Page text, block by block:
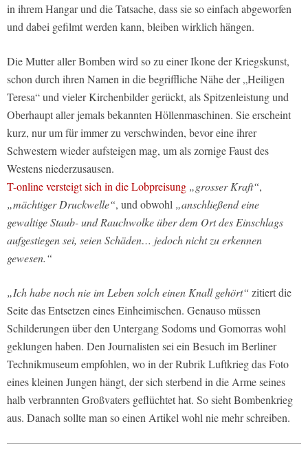
in ihrem Hangar und die Tatsache, dass sie so einfach abgeworfen
und dabei gefilmt werden kann, bleiben wirklich hängen.
Die Mutter aller Bomben wird so zu einer Ikone der Kriegskunst,
schon durch ihren Namen in die begriffliche Nähe der „Heiligen
Teresa“ und vieler Kirchenbilder gerückt, als Spitzenleistung und
Oberhaupt aller jemals bekannten Höllenmaschinen. Sie erscheint
kurz, nur um für immer zu verschwinden, bevor eine ihrer
Schwestern wieder aufsteigen mag, um als zornige Faust des
Westens niederzusausen.
T-online versteigt sich in die Lobpreisung „grosser Kraft“,
„mächtiger Druckwelle“, und obwohl „anschließend eine
gewaltige Staub- und Rauchwolke über dem Ort des Einschlags
aufgestiegen sei, seien Schäden… jedoch nicht zu erkennen
gewesen.“
„Ich habe noch nie im Leben solch einen Knall gehört“ zitiert die
Seite das Entsetzen eines Einheimischen. Genauso müssen
Schilderungen über den Untergang Sodoms und Gomorras wohl
geklungen haben. Den Journalisten sei ein Besuch im Berliner
Technikmuseum empfohlen, wo in der Rubrik Luftkrieg das Foto
eines kleinen Jungen hängt, der sich sterbend in die Arme seines
halb verbrannten Großvaters geflüchtet hat. So sieht Bombenkrieg
aus. Danach sollte man so einen Artikel wohl nie mehr schreiben.